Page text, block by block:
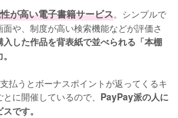
が高い電子書籍サービス。シンプルで
や、制度が高い検索機能などが評価さ
入した作品を背表紙で並べられる「本棚
払うとボーナスポイントが返ってくるキ
に開催しているので、 PayPay派の人に
です。